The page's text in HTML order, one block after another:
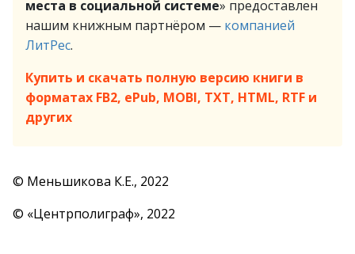
места в социальной системе» предоставлен
нашим книжным партнёром — компанией
ЛитРес.
Купить и скачать полную версию книги в
форматах FB2, ePub, MOBI, TXT, HTML, RTF и
других
© Меньшикова К.Е., 2022
© «Центрполиграф», 2022